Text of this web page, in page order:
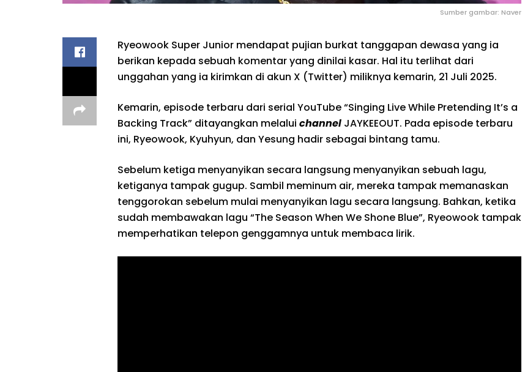
Sumber gambar: Naver
Ryeowook Super Junior mendapat pujian burkat tanggapan dewasa yang ia
berikan kepada sebuah komentar yang dinilai kasar. Hal itu terlihat dari
unggahan yang ia kirimkan di akun X (Twitter) miliknya kemarin, 21 Juli 2025.
Kemarin, episode terbaru dari serial YouTube “Singing Live While Pretending It’s a
Backing Track” ditayangkan melalui channel JAYKEEOUT. Pada episode terbaru
ini, Ryeowook, Kyuhyun, dan Yesung hadir sebagai bintang tamu.
Sebelum ketiga menyanyikan secara langsung menyanyikan sebuah lagu,
ketiganya tampak gugup. Sambil meminum air, mereka tampak memanaskan
tenggorokan sebelum mulai menyanyikan lagu secara langsung. Bahkan, ketika
sudah membawakan lagu “The Season When We Shone Blue”, Ryeowook tampak
memperhatikan telepon genggamnya untuk membaca lirik.